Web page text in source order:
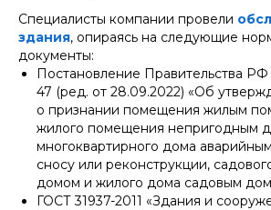
Специалисты компании провели
здания, опираясь на следующие
документы:
Постановление Правительства РФ
47 (ред. от 28.09.2022) «Об
о признании помещения жилым
жилого помещения непригодным
многоквартирного дома
сносу или реконструкции,
домом и жилого дома садовым
ГОСТ 31937-2011 «Здания и